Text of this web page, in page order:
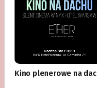
Kino plenerowe na